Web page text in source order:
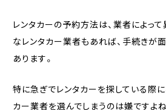
レンタカーの予約方法は、業者によっ
なレンタカー業者もあれば、手続きが
あります。
特に急ぎでレンタカーを探している際
カー業者を選んでしまうのは嫌ですよね